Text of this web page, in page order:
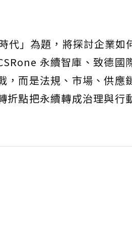
代」為題，將探討企業如
永續智庫、致德國
，而是法規、市場、供應
點把永續轉成治理與行